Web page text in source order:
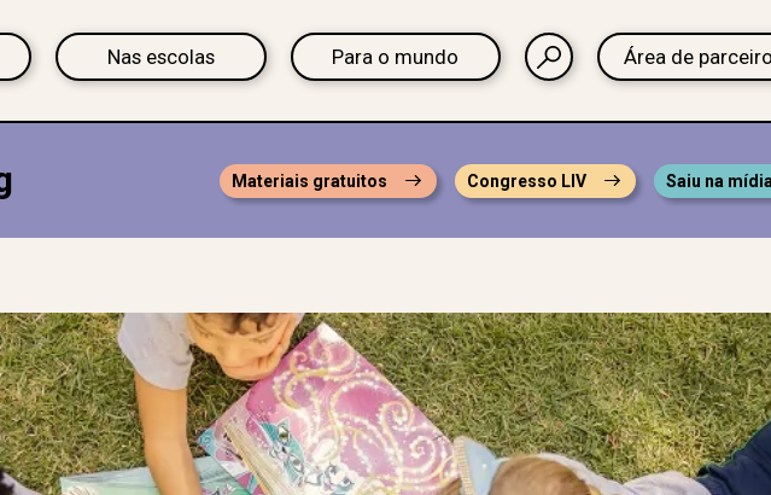
Nas escolas Para o mundo Área de
Materiais gratuitos Congresso LIV Saiu na mídia